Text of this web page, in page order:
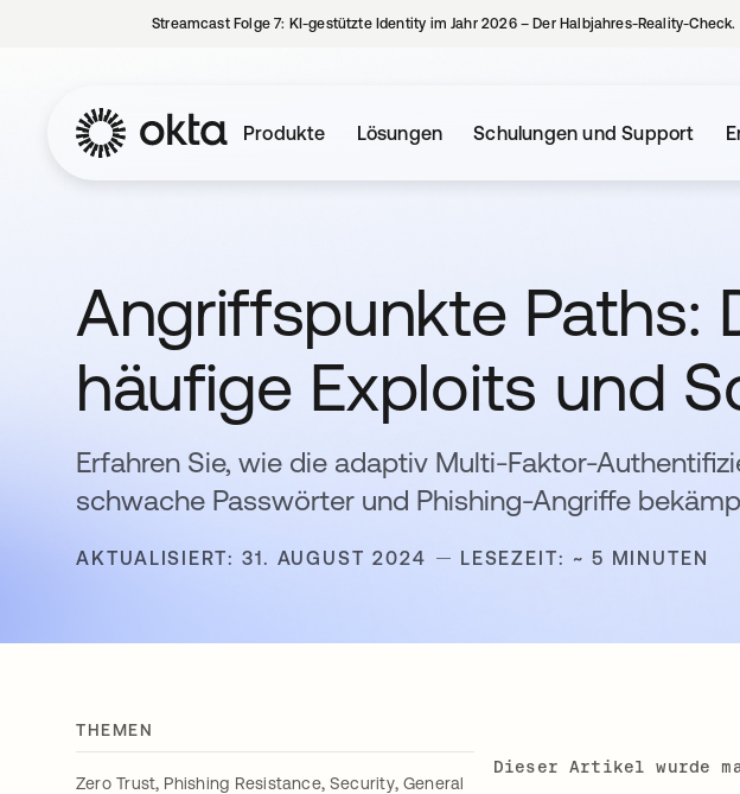
Streamcast Folge 7: KI-gestützte Identity im Jahr 2026 – Der Halbjahres-Reality-Check.
Produkte Lösungen Schulungen und Support
Angriffspunkte Paths:
häufige Exploits und
Erfahren Sie, wie die adaptiv Multi-Faktor-
schwache Passwörter und Phishing-Angriffe
AKTUALISIERT: 31. AUGUST 2024 LESEZEIT: ~ 5 MINUTEN
THEMEN
Zero Trust, Phishing Resistance, Security, General
Dieser Artikel wurde